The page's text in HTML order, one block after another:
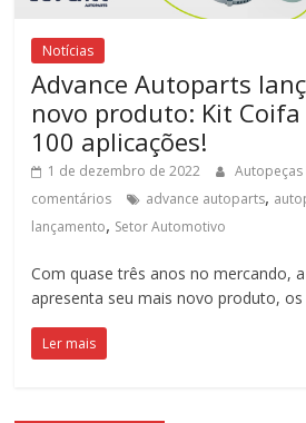
Notícias
Advance Autoparts
novo produto: Kit
100 aplicações!
1 de dezembro de 2022 Autopeças
comentários
advance autoparts,
lançamento, Setor Automotivo
Com quase três anos no mercando,
apresenta seu mais novo produto,
Ler mais